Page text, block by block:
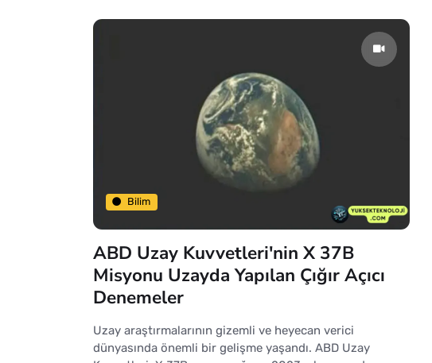
Bilim
ABD Uzay Kuvvetleri'nin X 37B
Misyonu Uzayda Yapılan Çığır Açıcı
Denemeler
Uzay araştırmalarının gizemli ve heyecan verici
dünyasında önemli bir gelişme yaşandı. ABD Uzay